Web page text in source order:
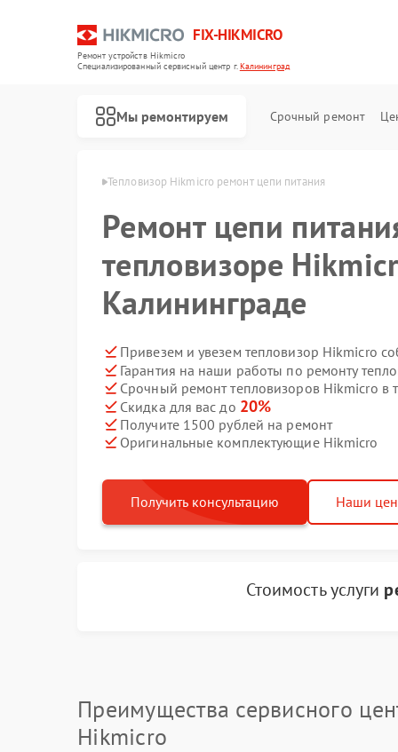
FIX-HIKMICRO
Ремонт устройств Hikmicro
Специализированный cервисный центр г.Калининград
Мы ремонтируем Срочный ремонт
в Калининграде Тепловизор Hikmicro ремонт цепи питания
Ремонт цепи
тепловизоре
Калининграде
Привезем и увезем тепловизор Hikmicro
Гарантия на наши работы по ремонту
Срочный ремонт тепловизоров Hikmicro в
Скидка для вас до 20%
Получите 1500 рублей на ремонт
Оригинальные комплектующие Hikmicro
Получить консультацию Наши
Стоимость услуги
Преимущества сервисного
Hikmicro